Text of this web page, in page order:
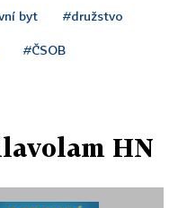
byt #družstvo
#ČSOB
HN